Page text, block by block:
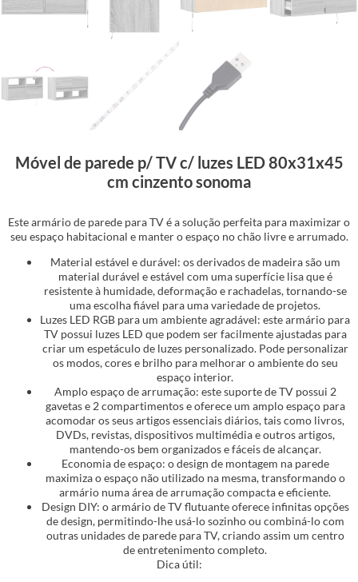
Móvel de parede p/ TV c/ luzes LED 80x31x45
cm cinzento sonoma
Este armário de parede para TV é a solução perfeita para maximizar o
seu espaço habitacional e manter o espaço no chão livre e arrumado.
Material estável e durável: os derivados de madeira são um
material durável e estável com uma superfície lisa que é
resistente à humidade, deformação e rachadelas, tornando-se
uma escolha fiável para uma variedade de projetos.
Luzes LED RGB para um ambiente agradável: este armário para
TV possui luzes LED que podem ser facilmente ajustadas para
criar um espetáculo de luzes personalizado. Pode personalizar
os modos, cores e brilho para melhorar o ambiente do seu
espaço interior.
Amplo espaço de arrumação: este suporte de TV possui 2
gavetas e 2 compartimentos e oferece um amplo espaço para
acomodar os seus artigos essenciais diários, tais como livros,
DVDs, revistas, dispositivos multimédia e outros artigos,
mantendo-os bem organizados e fáceis de alcançar.
Economia de espaço: o design de montagem na parede
maximiza o espaço não utilizado na mesma, transformando o
armário numa área de arrumação compacta e eficiente.
Design DIY: o armário de TV flutuante oferece infinitas opções
de design, permitindo-lhe usá-lo sozinho ou combiná-lo com
outras unidades de parede para TV, criando assim um centro
de entretenimento completo.
Dica útil: